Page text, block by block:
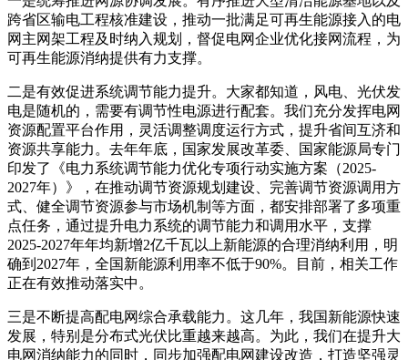
跨省区输电工程核准建设，推动一批满足可再生能源接入的电
网主网架工程及时纳入规划，督促电网企业优化接网流程，为
可再生能源消纳提供有力支撑。
二是有效促进系统调节能力提升。大家都知道，风电、光伏发
电是随机的，需要有调节性电源进行配套。我们充分发挥电网
资源配置平台作用，灵活调整调度运行方式，提升省间互济和
资源共享能力。去年年底，国家发展改革委、国家能源局专门
印发了《电力系统调节能力优化专项行动实施方案（2025-
2027年）》，在推动调节资源规划建设、完善调节资源调用方
式、健全调节资源参与市场机制等方面，都安排部署了多项重
点任务，通过提升电力系统的调节能力和调用水平，支撑
2025-2027年年均新增2亿千瓦以上新能源的合理消纳利用，明
确到2027年，全国新能源利用率不低于90%。目前，相关工作
正在有效推动落实中。
三是不断提高配电网综合承载能力。这几年，我国新能源快速
发展，特别是分布式光伏比重越来越高。为此，我们在提升大
电网消纳能力的同时，同步加强配电网建设改造，打造坚强灵